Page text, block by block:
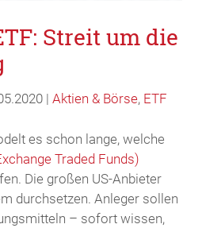
Streit um die
| Aktien & Börse, ETF
es schon lange, welche
Traded Funds)
Die großen US-Anbieter
durchsetzen. Anleger sollen
– sofort wissen,